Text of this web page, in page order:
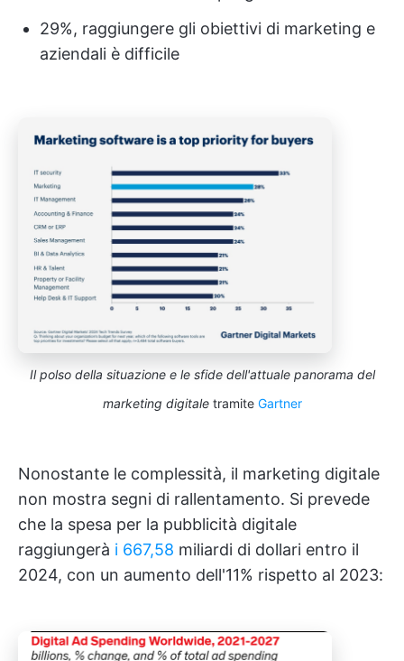
29%, raggiungere gli obiettivi di marketing e
aziendali è difficile
Il polso della situazione e le sfide dell'attuale panorama del
marketing digitaletramite Gartner
Nonostante le complessità, il marketing digitale
non mostra segni di rallentamento. Si prevede
che la spesa per la pubblicità digitale
raggiungerà i 667,58 miliardi di dollari entro il
2024, con un aumento dell'11% rispetto al 2023: